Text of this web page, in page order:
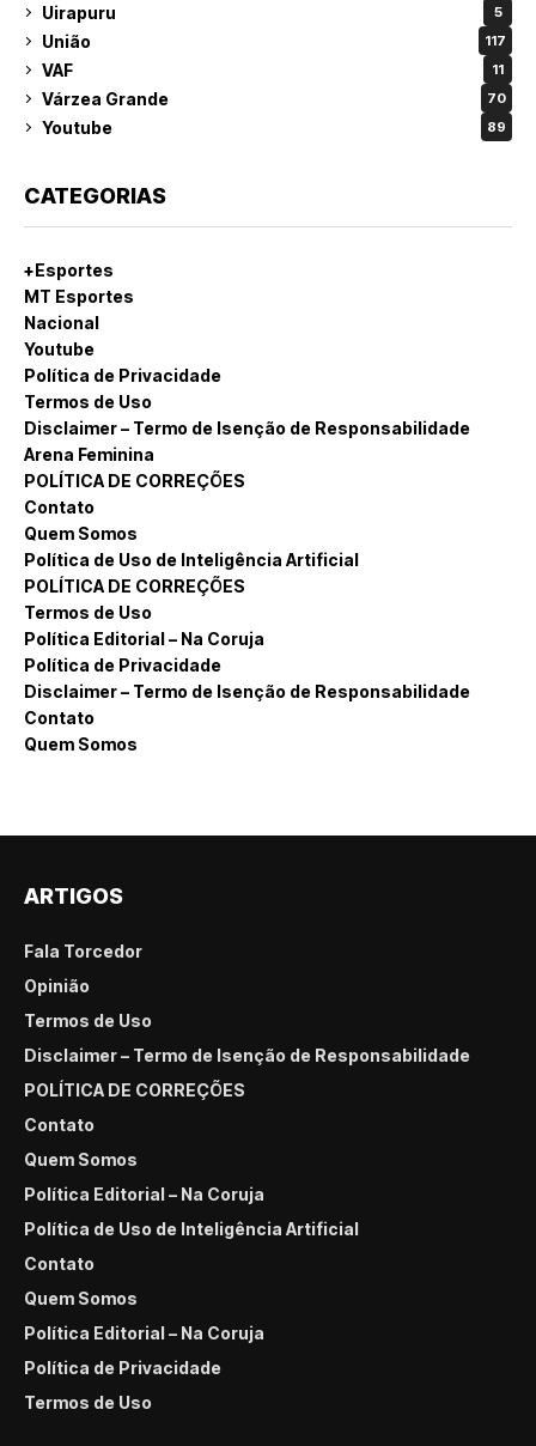
Uirapuru 5
União 117
VAF 11
Várzea Grande 70
Youtube 89
CATEGORIAS
+Esportes
MT Esportes
Nacional
Youtube
Política de Privacidade
Termos de Uso
Disclaimer – Termo de Isenção de Responsabilidade
Arena Feminina
POLÍTICA DE CORREÇÕES
Contato
Quem Somos
Política de Uso de Inteligência Artificial
POLÍTICA DE CORREÇÕES
Termos de Uso
Política Editorial – Na Coruja
Política de Privacidade
Disclaimer – Termo de Isenção de Responsabilidade
Contato
Quem Somos
ARTIGOS
Fala Torcedor
Opinião
Termos de Uso
Disclaimer – Termo de Isenção de Responsabilidade
POLÍTICA DE CORREÇÕES
Contato
Quem Somos
Política Editorial – Na Coruja
Política de Uso de Inteligência Artificial
Contato
Quem Somos
Política Editorial – Na Coruja
Política de Privacidade
Termos de Uso